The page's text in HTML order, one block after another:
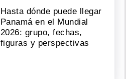
Hasta dónde puede llegar
Panamá en el Mundial
2026: grupo, fechas,
figuras y perspectivas